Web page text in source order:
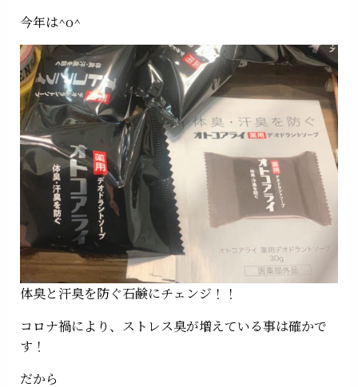
今年は^o^
体臭と汗臭を防ぐ石鹸にチェンジ！！
コロナ禍により、ストレス臭が増えている事は確かで
す！
だから